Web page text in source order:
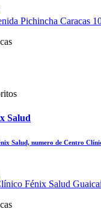
Pichincha Caracas
Salud
Salud, numero de Centro
Fénix Salud